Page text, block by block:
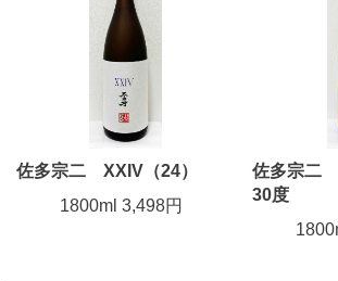
佐多宗二 XXIV（24）
1800ml 3,498円
佐多宗
30度